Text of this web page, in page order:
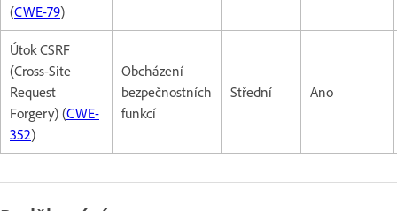
(CWE-79)
Útok CSRF
(Cross-Site
Request
Forgery) (CWE-
352)
Obcházení
bezpečnostních
funkcí
Střední Ano